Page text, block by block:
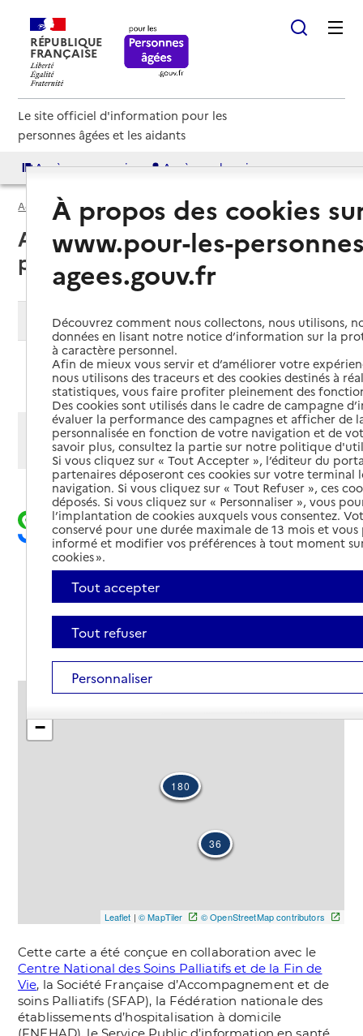
RÉPUBLIQUE
FRANÇAISE
Le site officiel d'information pour les
personnes âgées et les aidants
Accès aux annuaires Accès par besoin
Accueil Espace annuaire Soins palliatifs
Annuaire des services de soins
palliatifs
Modifier ma recherche
Ajouter cette recherche aux favoris
Afficher les résultats par:
Mode liste
Mode carte
À propos des cookies
www.pour-les-
agees.gouv.fr
Découvrez comment nous collectons, nous utilisons,
données en lisant notre notice d’information sur la
à caractère personnel.
Afin de mieux vous servir et d’améliorer votre
nous utilisons des traceurs et des cookies destinés à
statistiques, vous faire profiter pleinement des
Des cookies sont utilisés dans le cadre de campagne
évaluer la performance des campagnes et afficher de
personnalisée en fonction de votre navigation et de
savoir plus, consultez la partie sur notre politique
Si vous cliquez sur « Tout Accepter », l’éditeur du
partenaires déposeront ces cookies sur votre terminal
navigation. Si vous cliquez sur « Tout Refuser », ces
déposés. Si vous cliquez sur « Personnaliser », vous
l’implantation de cookies auxquels vous consentez.
conservé pour une durée maximale de 13 mois et
informé et modifier vos préférences à tout moment
cookies ».
Tout accepter
Tout refuser
Personnaliser